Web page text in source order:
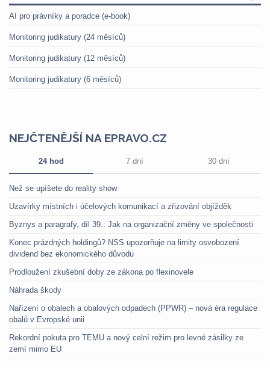
AI pro právníky a poradce (e-book)
Monitoring judikatury (24 měsíců)
Monitoring judikatury (12 měsíců)
Monitoring judikatury (6 měsíců)
NEJČTENĚJŠÍ NA EPRAVO.CZ
24 hod 7 dní 30 dní
Než se upíšete do reality show
Uzavírky místních i účelových komunikací a zřizování objížděk
Byznys a paragrafy, díl 39.: Jak na organizační změny ve společnosti
Konec prázdných holdingů? NSS upozorňuje na limity osvobození
dividend bez ekonomického důvodu
Prodloužení zkušební doby ze zákona po flexinovele
Náhrada škody
Nařízení o obalech a obalových odpadech (PPWR) – nová éra regulace
obalů v Evropské unii
Rekordní pokuta pro TEMU a nový celní režim pro levné zásilky ze
zemí mimo EU